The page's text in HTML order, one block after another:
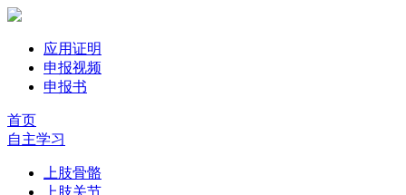
应用证明
申报视频
申报书
首页
自主学习
上肢骨骼
上肢关节